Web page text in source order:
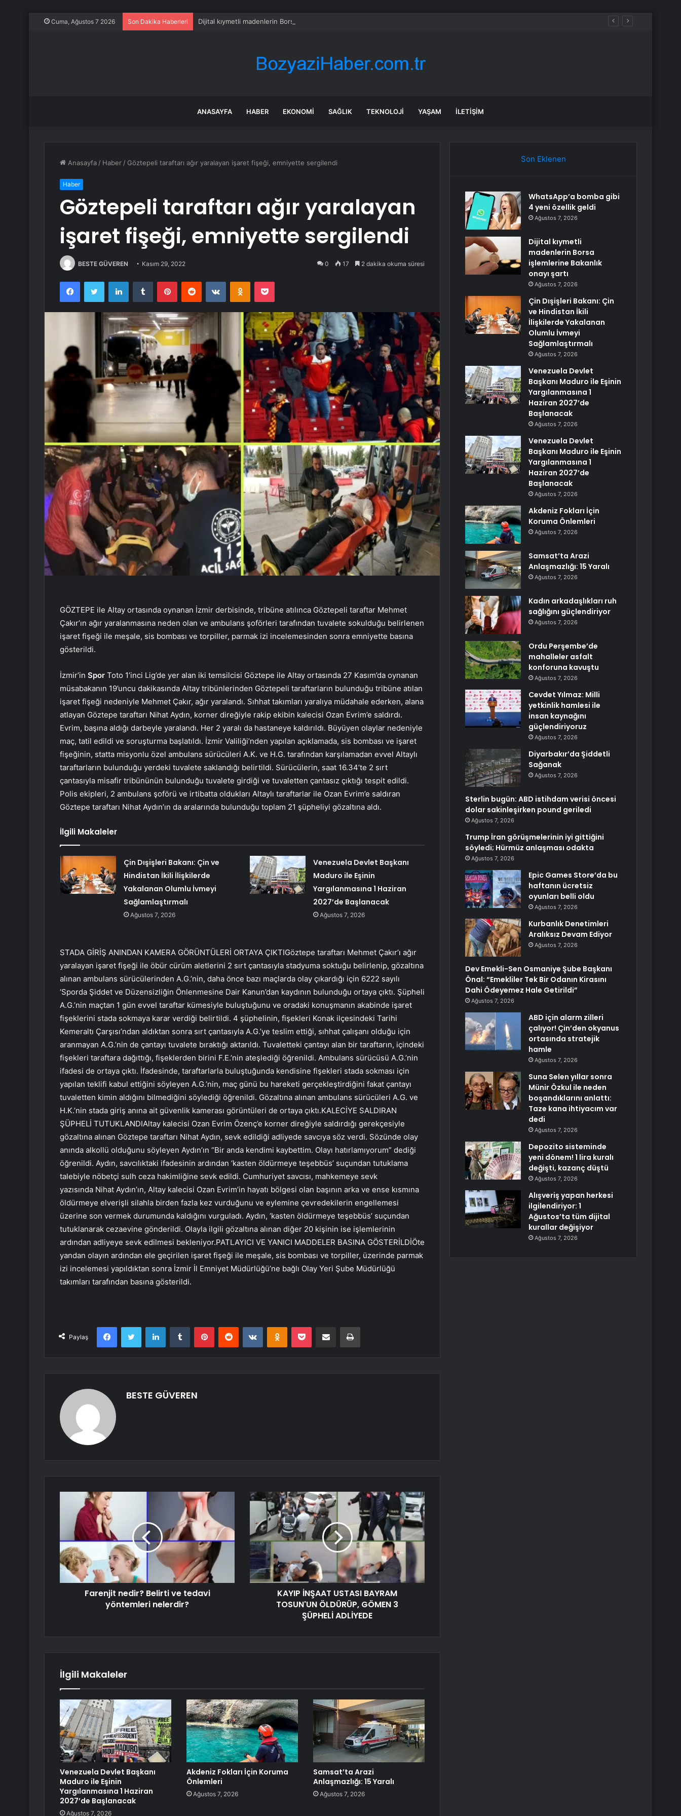
Cuma, Ağustos 7 2026 Son Dakika Haberleri Dijital kıymetli madenlerin Borsa işlemlerine Bakanlık onayı şartı
ANASAYFA HABER EKONOMI SAĞLIK TEKNOLOJI YAŞAM İLETIŞIM
Anasayfa / Haber / Göztepeli taraftarı ağır yaralayan işaret fişeği, emniyette sergilendi
Haber
Göztepeli taraftarı ağır yaralayan
işaret fişeği, emniyette sergilendi
BESTE GÜVEREN Kasım 29, 2022 0 17 2 dakika okuma süresi
FacebookTwitter LinkedInTumblr PinterestReddit VKontakteOdnoklassniki
Pocket
GÖZTEPE ile Altay ortasında oynanan İzmir derbisinde, tribüne atılınca Göztepeli taraftar Mehmet
Çakır’ın ağır yaralanmasına neden olan ve ambulans şoförleri tarafından tuvalete sokulduğu belirlenen
işaret fişeği ile meşale, sis bombası ve torpiller, parmak izi incelemesinden sonra emniyette basına
gösterildi.
İzmir’in Spor Toto 1’inci Lig’de yer alan iki temsilcisi Göztepe ile Altay ortasında 27 Kasım’da oynanan
müsabakanın 19’uncu dakikasında Altay tribünlerinden Göztepeli taraftarların bulunduğu tribüne atılan
işaret fişeği nedeniyle Mehmet Çakır, ağır yaralandı. Sıhhat takımları yaralıya müdahale ederken, alana
atlayan Göztepe taraftarı Nihat Aydın, korner direğiyle rakip ekibin kalecisi Ozan Evrim’e saldırdı.
Evrim, başına aldığı darbeyle yaralandı. Her 2 yaralı da hastaneye kaldırıldı. Büyüyen olaylar nedeniyle
maç, tatil edildi ve soruşturma başlatıldı. İzmir Valiliği’nden yapılan açıklamada, sis bombası ve işaret
fişeğinin, statta misyonlu özel ambulans sürücüleri A.K. ve H.G. tarafından karşılamadan evvel Altaylı
taraftarların bulunduğu yerdeki tuvalete saklandığı belirtildi. Sürücülerin, saat 16.34’te 2 sırt
çantasıyla misafir tribününün bulunduğu tuvalete girdiği ve tuvaletten çantasız çıktığı tespit edildi.
Polis ekipleri, 2 ambulans şoförü ve irtibatta oldukları Altaylı taraftarlar ile Ozan Evrim’e saldıran
Göztepe taraftarı Nihat Aydın’ın da aralarında bulunduğu toplam 21 şüpheliyi gözaltına aldı.
İlgili Makaleler
Çin Dışişleri Bakanı: Çin ve
Hindistan İkili İlişkilerde
Yakalanan Olumlu İvmeyi
Sağlamlaştırmalı
Ağustos 7, 2026
Venezuela Devlet Başkanı
Maduro ile Eşinin
Yargılanmasına 1 Haziran
2027’de Başlanacak
Ağustos 7, 2026
STADA GİRİŞ ANINDAN KAMERA GÖRÜNTÜLERİ ORTAYA ÇIKTIGöztepe taraftarı Mehmet Çakır’ı ağır
yaralayan işaret fişeği ile öbür cürüm aletlerini 2 sırt çantasıyla stadyuma soktuğu belirlenip, gözaltına
alınan ambulans sürücülerinden A.G.’nin, daha önce bazı maçlarda olay çıkardığı için 6222 sayılı
‘Sporda Şiddet ve Düzensizliğin Önlenmesine Dair Kanun’dan kaydının bulunduğu ortaya çıktı. Şüpheli
A.G.’nin maçtan 1 gün evvel taraftar kümesiyle buluştuğunu ve oradaki konuşmanın akabinde işaret
fişeklerini stada sokmaya karar verdiği belirtildi. 4 şüphelinin, fişekleri Konak ilçesindeki Tarihi
Kemeraltı Çarşısı’ndan aldıktan sonra sırt çantasıyla A.G.’ye teslim ettiği, sıhhat çalışanı olduğu için
aranmayan A.G.’nin de çantayı tuvalete bıraktığı aktarıldı. Tuvaletteki çantayı alan bir taraftarın, içindeki
fişekleri taraftara dağıttığı, fişeklerden birini F.E.’nin ateşlediği öğrenildi. Ambulans sürücüsü A.G.’nin
ifadesi de ortaya çıktı. İfadesinde, taraftarlarla buluştuğunda kendisine fişekleri stada sokması için
yapılan teklifi kabul ettiğini söyleyen A.G.’nin, maç günü bu hareketi gerçekleştirdiğini fakat çantayı
tuvaletten kimin aldığını bilmediğini söylediği öğrenildi. Gözaltına alınan ambulans sürücüleri A.G. ve
H.K.’nin stada giriş anına ait güvenlik kamerası görüntüleri de ortaya çıktı.KALECİYE SALDIRAN
ŞÜPHELİ TUTUKLANDIAltay kalecisi Ozan Evrim Özenç’e korner direğiyle saldırdığı gerekçesiyle
gözaltına alınan Göztepe taraftarı Nihat Aydın, sevk edildiği adliyede savcıya söz verdi. Sözünde olay
anında alkollü olduğunu söyleyen Aydın’ın “Bir anda kendimi kaybettim. Olayı hatırlamıyorum” dediği
öğrenildi. Aydın, savcılıktaki ifadesinin ardından ‘kasten öldürmeye teşebbüs’ suçundan tutuklama
talebiyle nöbetçi sulh ceza hakimliğine sevk edildi. Cumhuriyet savcısı, mahkemeye sevk
yazısında Nihat Aydın’ın, Altay kalecisi Ozan Evrim’in hayatı bölgesi olan başının arka ve ense kısmına
öldürmeye elverişli silahla birden fazla kez vurduğunu ve eylemine çevredekilerin engellemesi
üzerine son vermek durumunda kaldığını vurguladı. Aydın, ‘kasten öldürmeye teşebbüs’ suçundan
tutuklanarak cezaevine gönderildi. Olayla ilgili gözaltına alınan diğer 20 kişinin ise işlemlerinin
ardından adliyeye sevk edilmesi bekleniyor.PATLAYICI VE YANICI MADDELER BASINA GÖSTERİLDİÖte
yandan olayın ardından ele geçirilen işaret fişeği ile meşale, sis bombası ve torpiller, üzerinde parmak
izi incelemesi yapıldıktan sonra İzmir İl Emniyet Müdürlüğü’ne bağlı Olay Yeri Şube Müdürlüğü
takımları tarafından basına gösterildi.
Paylaş
FacebookTwitter LinkedInTumblr PinterestReddit VKontakteOdnoklassniki
Pocket E-Posta ile paylaş Yazdır
BESTE GÜVEREN
Farenjit nedir? Belirti ve tedavi
yöntemleri nelerdir?
KAYIP İNŞAAT USTASI BAYRAM
TOSUN'UN ÖLDÜRÜP, GÖMEN 3
ŞÜPHELİ ADLİYEDE
İlgili Makaleler
Venezuela Devlet Başkanı
Maduro ile Eşinin
Yargılanmasına 1 Haziran
2027’de Başlanacak
Ağustos 7, 2026
Akdeniz Fokları İçin Koruma
Önlemleri
Ağustos 7, 2026
Samsat’ta Arazi
Anlaşmazlığı: 15 Yaralı
Ağustos 7, 2026
Son Eklenen
WhatsApp’a bomba gibi
4 yeni özellik geldi
Ağustos 7, 2026
Dijital kıymetli
madenlerin Borsa
işlemlerine Bakanlık
onayı şartı
Ağustos 7, 2026
Çin Dışişleri Bakanı: Çin
ve Hindistan İkili
İlişkilerde Yakalanan
Olumlu İvmeyi
Sağlamlaştırmalı
Ağustos 7, 2026
Venezuela Devlet
Başkanı Maduro ile Eşinin
Yargılanmasına 1
Haziran 2027’de
Başlanacak
Ağustos 7, 2026
Venezuela Devlet
Başkanı Maduro ile Eşinin
Yargılanmasına 1
Haziran 2027’de
Başlanacak
Ağustos 7, 2026
Akdeniz Fokları İçin
Koruma Önlemleri
Ağustos 7, 2026
Samsat’ta Arazi
Anlaşmazlığı: 15 Yaralı
Ağustos 7, 2026
Kadın arkadaşlıkları ruh
sağlığını güçlendiriyor
Ağustos 7, 2026
Ordu Perşembe’de
mahalleler asfalt
konforuna kavuştu
Ağustos 7, 2026
Cevdet Yılmaz: Milli
yetkinlik hamlesi ile
insan kaynağını
güçlendiriyoruz
Ağustos 7, 2026
Diyarbakır’da Şiddetli
Sağanak
Ağustos 7, 2026
Sterlin bugün: ABD istihdam verisi öncesi
dolar sakinleşirken pound geriledi
Ağustos 7, 2026
Trump İran görüşmelerinin iyi gittiğini
söyledi; Hürmüz anlaşması odakta
Ağustos 7, 2026
Epic Games Store’da bu
haftanın ücretsiz
oyunları belli oldu
Ağustos 7, 2026
Kurbanlık Denetimleri
Aralıksız Devam Ediyor
Ağustos 7, 2026
Dev Emekli-Sen Osmaniye Şube Başkanı
Önal: “Emekliler Tek Bir Odanın Kirasını
Dahi Ödeyemez Hale Getirildi”
Ağustos 7, 2026
ABD için alarm zilleri
çalıyor! Çin’den okyanus
ortasında stratejik
hamle
Ağustos 7, 2026
Suna Selen yıllar sonra
Münir Özkul ile neden
boşandıklarını anlattı:
Taze kana ihtiyacım var
dedi
Ağustos 7, 2026
Depozito sisteminde
yeni dönem! 1 lira kuralı
değişti, kazanç düştü
Ağustos 7, 2026
Alışveriş yapan herkesi
ilgilendiriyor: 1
Ağustos’ta tüm dijital
kurallar değişiyor
Ağustos 7, 2026